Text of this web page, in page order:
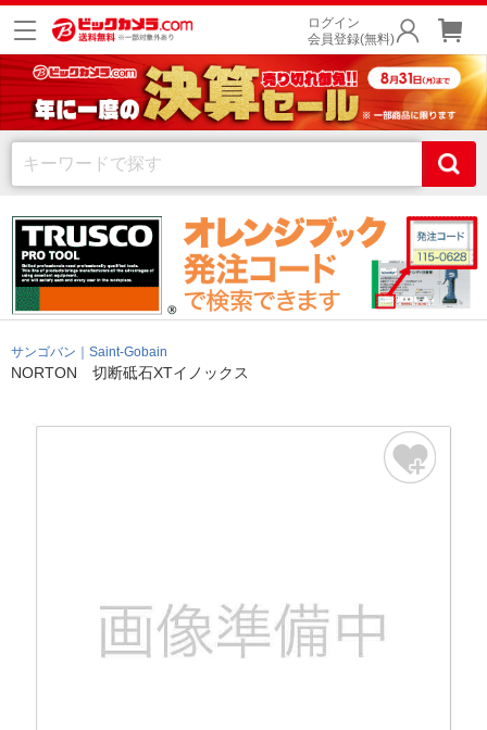
ログイン
会員登録(無料)
サンゴバン｜Saint-Gobain
NORTON 切断砥石XTイノックス